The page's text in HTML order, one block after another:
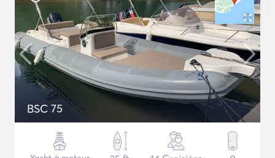
BSC 75